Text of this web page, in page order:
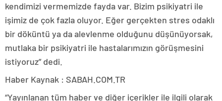
kendimizi vermemizde fayda var. Bizim psikiyatri ile
işimiz de çok fazla oluyor. Eğer gerçekten stres odaklı
bir döküntü ya da alevlenme olduğunu düşünüyorsak,
mutlaka bir psikiyatri ile hastalarımızın görüşmesini
istiyoruz” dedi.
Haber Kaynak : SABAH.COM.TR
“Yayınlanan tüm haber ve diğer içerikler ile ilgili olarak